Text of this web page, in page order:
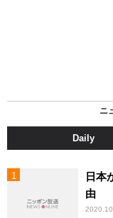
ニ
Daily
日本
由